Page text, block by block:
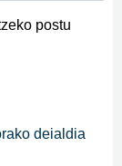
postu
deialdia